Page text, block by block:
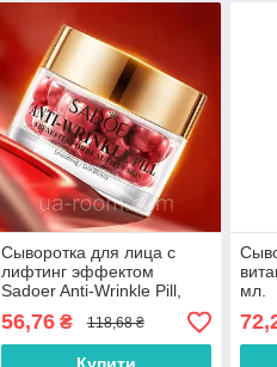
Сыворотка для лица с
лифтинг эффектом
Sadoer Anti-Wrinkle Pill,
30*0,5 г.
56,76₴ 118,68 ₴
мл.